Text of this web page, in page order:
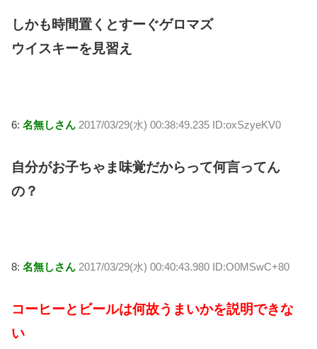
しかも時間置くとすーぐゲロマズ
ウイスキーを見習え
6: 名無しさん 2017/03/29(水) 00:38:49.235 ID:oxSzyeKV0
自分がお子ちゃま味覚だからって何言ってん
の？
8: 名無しさん 2017/03/29(水) 00:40:43.980 ID:O0MSwC+80
コーヒーとビールは何故うまいかを説明できな
い